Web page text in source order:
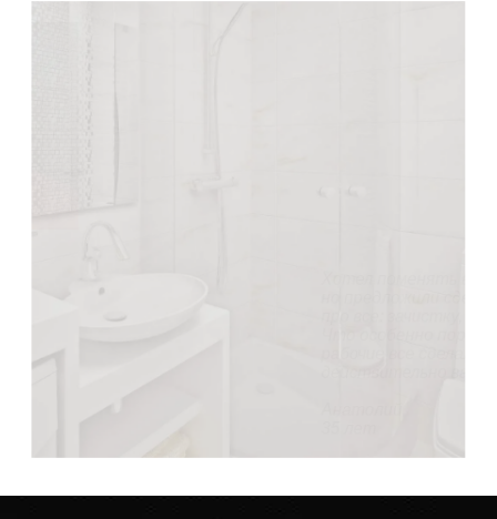
про все: зачистку, заливку и высыхание ушел день.